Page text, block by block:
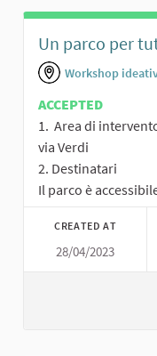
Un parco per
Workshop
ACCEPTED
1. Area di
via Verdi
2. Destinatari
Il parco è
CREATED AT
28/04/2023